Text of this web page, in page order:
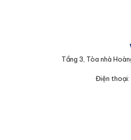
Tầng 3, Tòa nhà
Điện